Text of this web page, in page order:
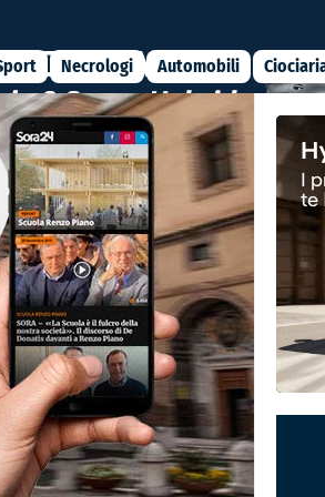
Necrologi Automobili